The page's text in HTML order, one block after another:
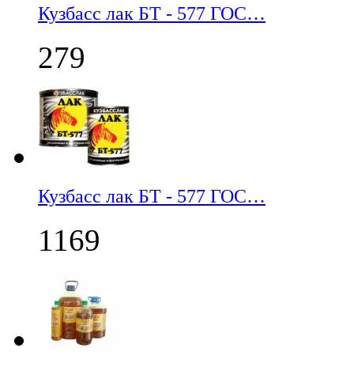
Кузбасс лак БТ - 577 ГОС…
279
Кузбасс лак БТ - 577 ГОС…
1169